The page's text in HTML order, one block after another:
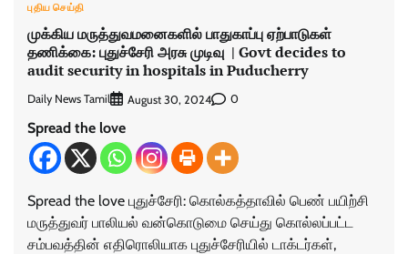
புதிய செய்தி
முக்கிய மருத்துவமனைகளில் பாதுகாப்பு ஏற்பாடுகள்
தணிக்கை: புதுச்சேரி அரசு முடிவு | Govt decides to
audit security in hospitals in Puducherry
Daily News Tamil August 30, 2024 0
Spread the love
Spread the love புதுச்சேரி: கொல்கத்தாவில் பெண் பயிற்சி
மருத்துவர் பாலியல் வன்கொடுமை செய்து கொல்லப்பட்ட
சம்பவத்தின் எதிரொலியாக புதுச்சேரியில் டாக்டர்கள்,